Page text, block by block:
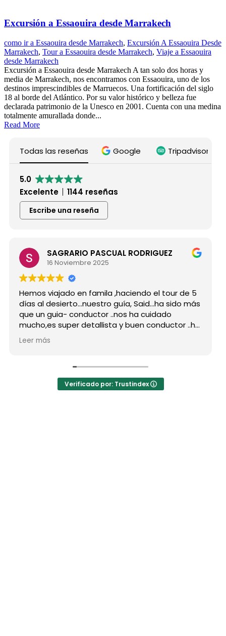
Excursión a Essaouira desde Marrakech
como ir a Essaouira desde Marrakech, Excursión A Essaouira Desde
Marrakech, Tour a Essaouira desde Marrakech, Viaje a Essaouira
desde Marrakech
Excursión a Essaouira desde Marrakech A tan solo dos horas y
media de Marrakech, nos encontramos con Essaouira, uno de los
destinos imprescindibles de Marruecos. Una fortificación del siglo
18 al borde del Atlántico. Por su valor histórico y belleza fue
declarada patrimonio de la Unesco en 2001. Cuenta con una medina
totalmente amurallada donde...
Read More
Todas las reseñas Google Tripadvisor
5.0
Excelente
1144 reseñas
Escribe una reseña
SAGRARIO PASCUAL RODRIGUEZ
16 Noviembre 2025
Hemos viajado en famila ,haciendo el tour de 5
días al desierto...nuestro guía, Said...ha sido más
que un guia- conductor ..nos ha cuidado
mucho,es super detallista y buen conductor ..ha
estado atento a todas nuestras peticiones y
nos ha enseñado muchos lugares
persona..Gracias Said.
En cuanto a la agencia,..súper agradecida a Mila
Leer más
Verificado por: Trustindex